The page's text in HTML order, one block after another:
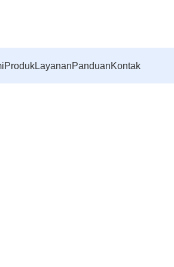
ProdukLayananPanduanKontak